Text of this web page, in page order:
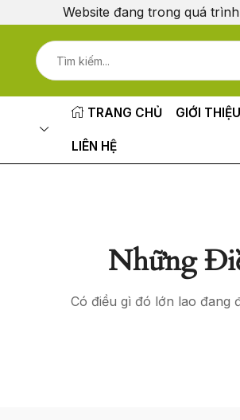
Website đang trong quá
TRANG CHỦ GIỚI THIỆU
LIÊN HỆ
Những
Có điều gì đó lớn lao đang